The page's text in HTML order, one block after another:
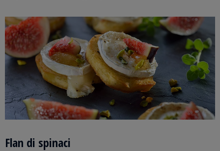
Flan di spinaci